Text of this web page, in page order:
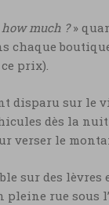
how much ?»
chaque
prix).
disparu sur le
dès la
verser le
sur des
pleine rue sous